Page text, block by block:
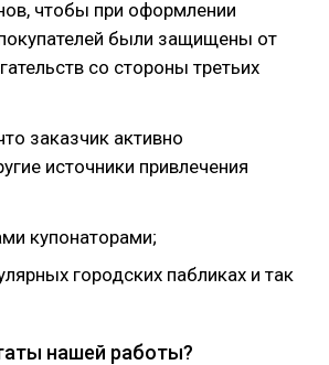
чтобы при оформлении
были защищены от
со стороны третьих
заказчик активно
источники привлечения
купонаторами;
городских пабликах и так
нашей работы?